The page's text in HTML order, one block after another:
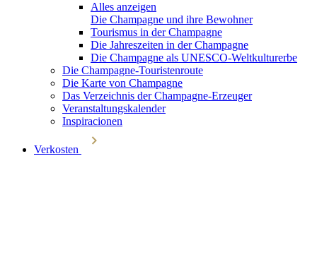
Alles anzeigen
Die Champagne und ihre Bewohner
Tourismus in der Champagne
Die Jahreszeiten in der Champagne
Die Champagne als UNESCO-Weltkulturerbe
Die Champagne-Touristenroute
Die Karte von Champagne
Das Verzeichnis der Champagne-Erzeuger
Veranstaltungskalender
Inspiracionen
Verkosten